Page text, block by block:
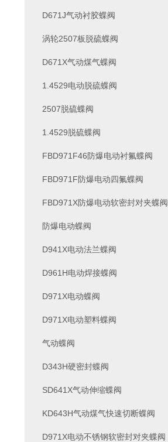
D671J气动衬胶蝶阀
涡轮2507板脱硫蝶阀
D671X气动煤气蝶阀
1.4529电动脱硫蝶阀
2507脱硫蝶阀
1.4529脱硫蝶阀
FBD971F46防爆电动衬氟蝶阀
FBD971F防爆电动四氟蝶阀
FBD971X防爆电动软密封对夹蝶阀
防爆电动蝶阀
D941X电动法兰蝶阀
D961H电动焊接蝶阀
D971X电动蝶阀
D971X电动塑料蝶阀
气动蝶阀
D343H硬密封蝶阀
SD641X气动伸缩蝶阀
KD643H气动煤气快速切断蝶阀
D971X电动不锈钢软密封对夹蝶阀